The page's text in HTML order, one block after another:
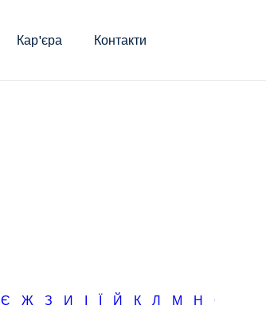
Кар'єра Контакти
Є Ж З И І Ї Й К Л М Н О